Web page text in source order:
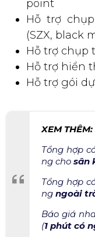
point
Hỗ trợ
(SZX, black
Hỗ trợ chụp
Hỗ trợ hiển
Hỗ trợ gói
XEM THÊM:
Tổng hợp
ng cho sân
Tổng hợp
ng ngoài
Báo giá
(1 phút có